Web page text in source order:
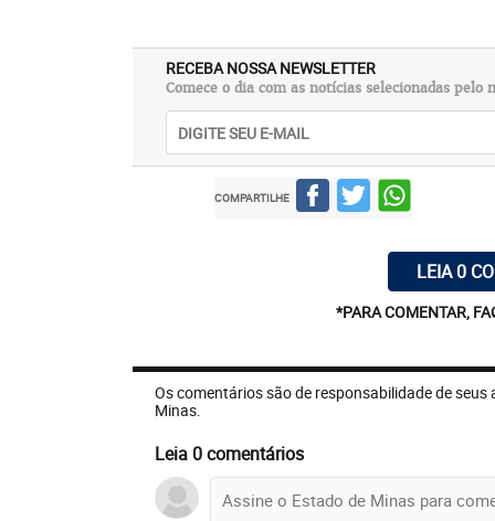
RECEBA NOSSA NEWSLETTER
Comece o dia com as notícias selecionadas pelo
COMPARTILHE
LEIA 0
*PARA COMENTAR,
Os comentários são de responsabilidade de
Minas.
Leia 0 comentários